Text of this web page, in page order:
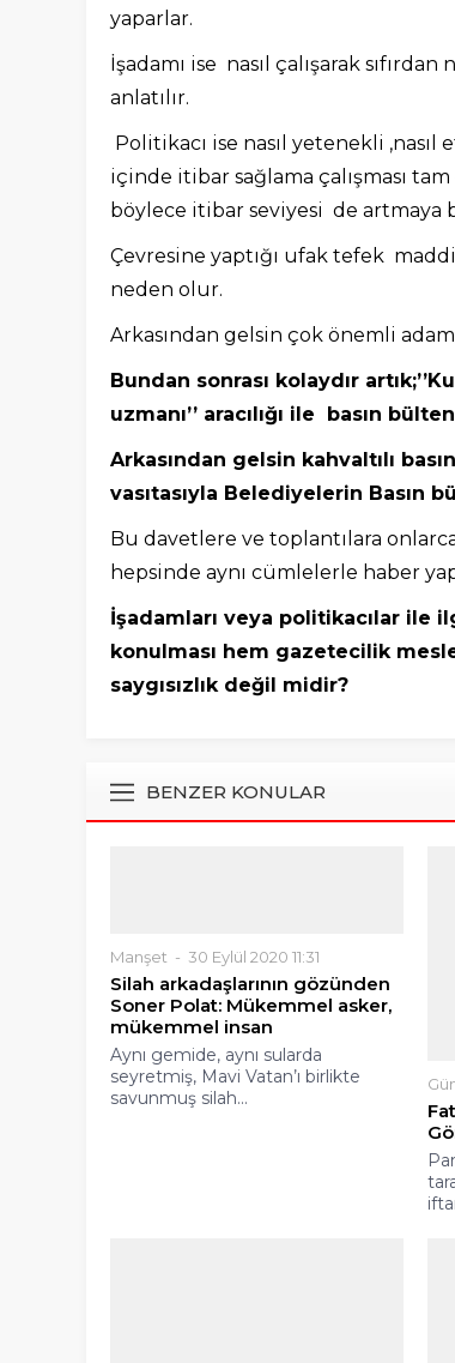
yaparlar.
İşadamı ise nasıl çalışarak
anlatılır.
Politikacı ise nasıl yetenekli
içinde itibar sağlama çalışması tam
böylece itibar seviyesi de artmaya
Çevresine yaptığı ufak tefek
neden olur.
Arkasından gelsin çok önemli
Bundan sonrası kolaydır
uzmanı’’ aracılığı ile basın
Arkasından gelsin kahvaltılı
vasıtasıyla Belediyelerin Basın
Bu davetlere ve toplantılara
hepsinde aynı cümlelerle haber
İşadamları veya politikacılar ile
konulması hem gazetecilik
saygısızlık değil midir?
BENZER KONULAR